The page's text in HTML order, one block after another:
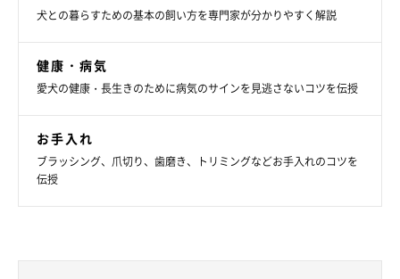
犬との暮らすための基本の飼い方を専門家が分かりやすく解説
健康・病気
愛犬の健康・長生きのために病気のサインを見逃さないコツを伝授
お手入れ
ブラッシング、爪切り、歯磨き、トリミングなどお手入れのコツを
伝授